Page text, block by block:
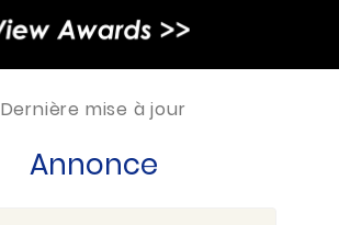
Dernière mise à jour
Annonce